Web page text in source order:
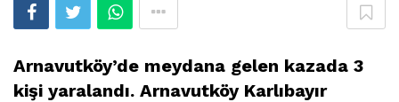
Arnavutköy’de meydana gelen kazada 3
kişi yaralandı. Arnavutköy Karlıbayır